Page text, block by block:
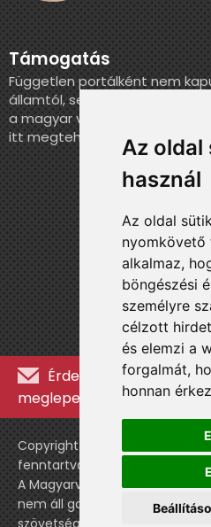
Az oldal
használ
Az oldal
nyomkövető
alkalmaz,
böngészési
személyre
célzott
és elemzi a
forgalmát,
honnan
Támogatás
Független portálként nem
államtól, sem más
a magyar válogatott
itt megteheted.
Érdekességekért,
meglepetésekért iratkozz
Copyright © WebshopLady
fenntartva, kivéve a külön
A Magyarvalogatott.hu egy
nem áll gazdasági
szövetséggel vagy a válogatott